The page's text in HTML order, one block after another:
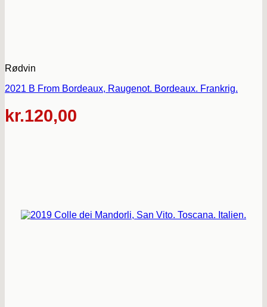
Rødvin
2021 B From Bordeaux, Raugenot. Bordeaux. Frankrig.
kr.120,00